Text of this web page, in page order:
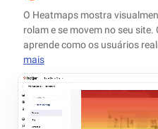
O Heatmaps mostra
rolam e se movem no seu
aprende como os usuários
mais